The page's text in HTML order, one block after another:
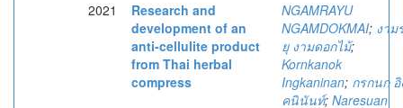
2021
Research and
development of an
anti-cellulite product
from Thai herbal
compress
NGAMRAYU
NGAMDOKMAI; งาม
ยุ งามดอกไม้;
Kornkanok
Ingkaninan; กรกนก อิ
คนินันท์; Naresuan